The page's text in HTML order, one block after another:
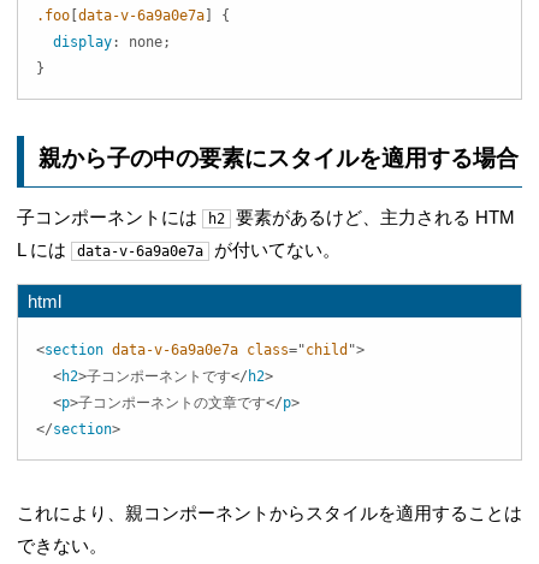
.foo data-v-6a9a0e7a
{
display: none;
}
親から子の中の要素にスタイルを適用する場合
子コンポーネントには h2
要素があるけど、主力される HTM
L には
data-v-6a9a0e7a が付いてない。
html
<section data-v-6a9a0e7a class="child ">
<h2>子コンポーネントです</ h2>
<p>子コンポーネントの文章です</p>
</section>
これにより、親コンポーネントからスタイルを適用することは
できない。